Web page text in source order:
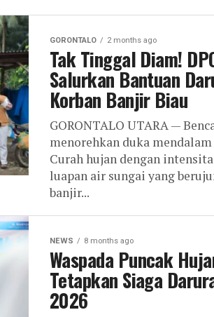
GORONTALO 2 months ago
Tak Tinggal Diam!
Salurkan Bantuan
Korban Banjir Biau
GORONTALO UTARA —
menorehkan duka
Curah hujan dengan
luapan air sungai yang
banjir...
NEWS 8 months ago
Waspada Puncak
Tetapkan Siaga
2026